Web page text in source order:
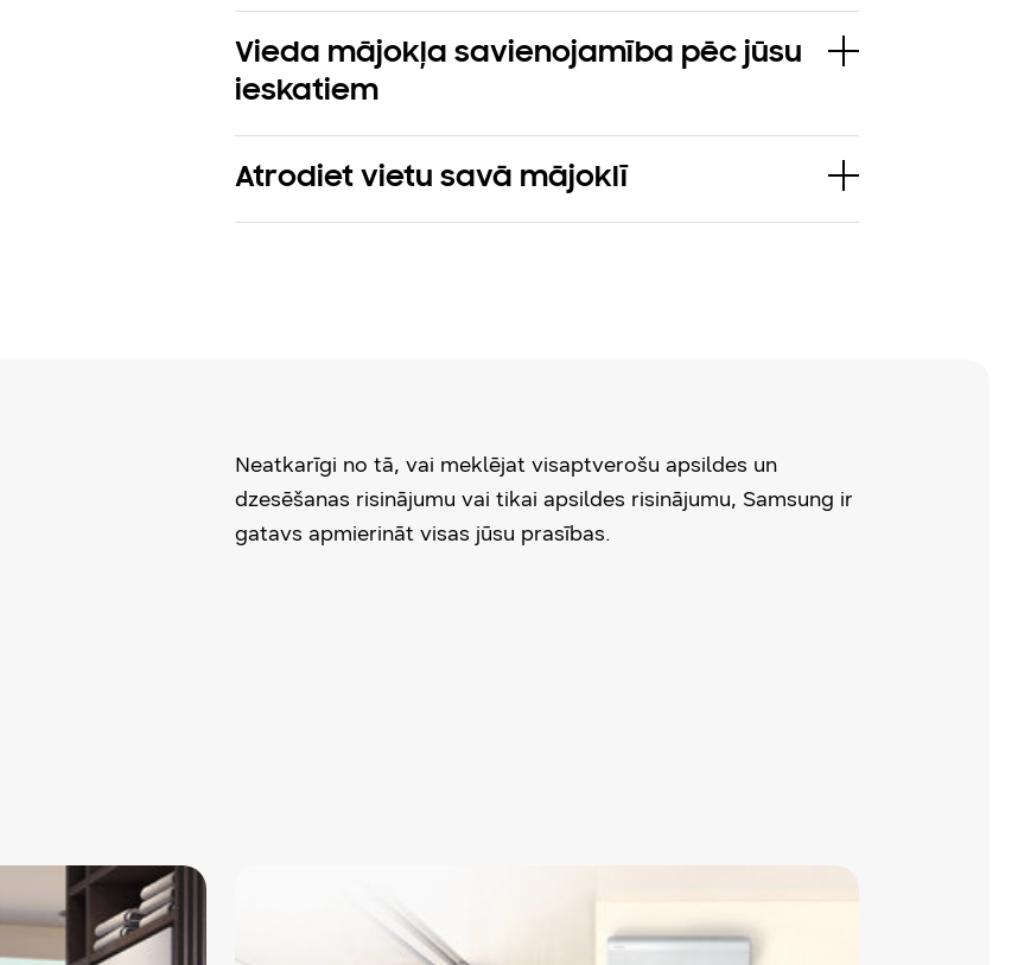
Vieda mājokļa savienojamība pēc jūsu
ieskatiem
Atrodiet vietu savā mājoklī
Neatkarīgi no tā, vai meklējat visaptverošu apsildes un
dzesēšanas risinājumu vai tikai apsildes risinājumu, Samsung ir
gatavs apmierināt visas jūsu prasības.